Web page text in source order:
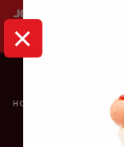
HOME